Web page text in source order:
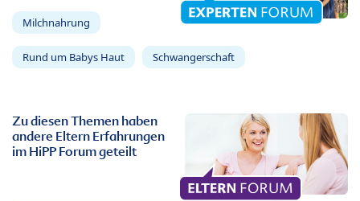
Milchnahrung
Rund um Babys Haut Schwangerschaft
Zu diesen Themen haben
andere Eltern Erfahrungen
im HiPP Forum geteilt